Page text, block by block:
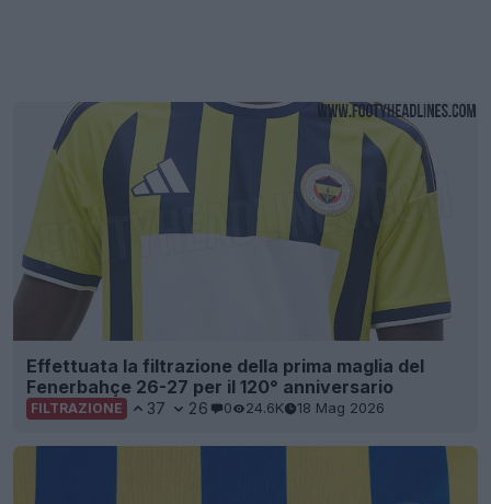
Effettuata la filtrazione della prima maglia del
Fenerbahçe 26-27 per il 120° anniversario
FILTRAZIONE 37 26 0 24.6K 18 Mag 2026